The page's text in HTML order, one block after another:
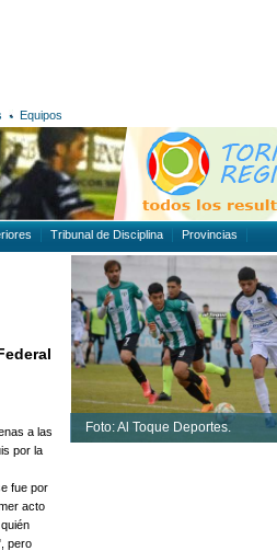
Equipos
Tribunal de Disciplina Provincias
a las
por la
fue por
acto
pero
Foto: Al Toque Deportes.